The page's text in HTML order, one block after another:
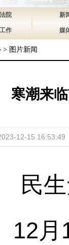
院 新
作 媒
> 图片新闻
寒潮来
12-15 16:53:49
民
12月